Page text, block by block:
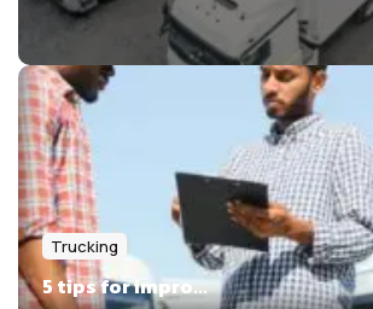
Trucking
5 tips for impro...